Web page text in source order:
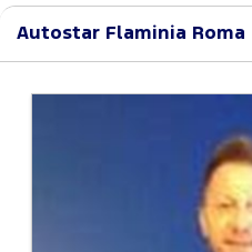
Autostar Flaminia Roma